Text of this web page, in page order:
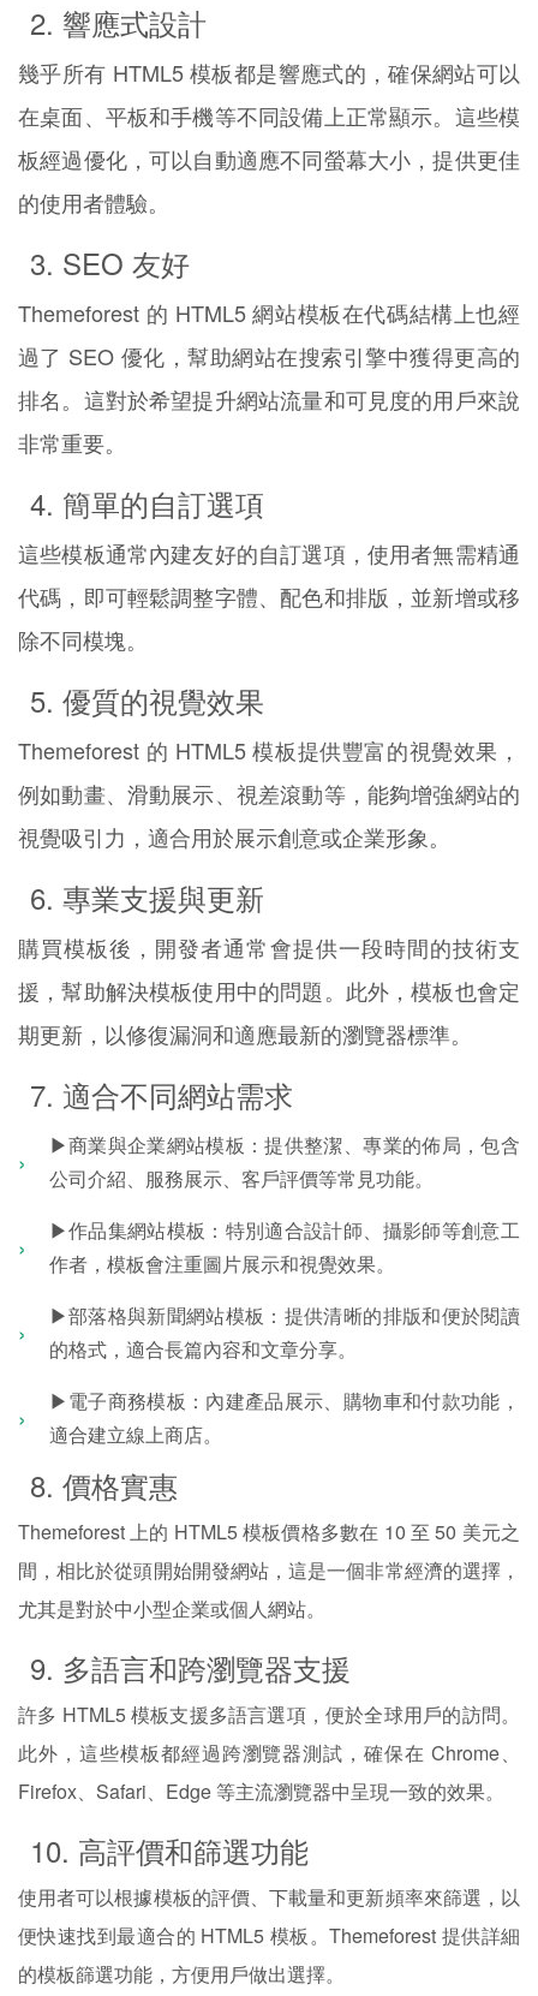
2. 響應式設計
幾乎所有 HTML5 模板都是響應式的，確保網站可以
在桌面、平板和手機等不同設備上正常顯示。這些模
板經過優化，可以自動適應不同螢幕大小，提供更佳
的使用者體驗。
3. SEO 友好
Themeforest 的 HTML5 網站模板在代碼結構上也經
過了 SEO 優化，幫助網站在搜索引擎中獲得更高的
排名。這對於希望提升網站流量和可見度的用戶來說
非常重要。
4. 簡單的自訂選項
這些模板通常內建友好的自訂選項，使用者無需精通
代碼，即可輕鬆調整字體、配色和排版，並新增或移
除不同模塊。
5. 優質的視覺效果
Themeforest 的 HTML5 模板提供豐富的視覺效果，
例如動畫、滑動展示、視差滾動等，能夠增強網站的
視覺吸引力，適合用於展示創意或企業形象。
6. 專業支援與更新
購買模板後，開發者通常會提供一段時間的技術支
援，幫助解決模板使用中的問題。此外，模板也會定
期更新，以修復漏洞和適應最新的瀏覽器標準。
7. 適合不同網站需求
▶商業與企業網站模板：提供整潔、專業的佈局，包含
公司介紹、服務展示、客戶評價等常見功能。
▶作品集網站模板：特別適合設計師、攝影師等創意工
作者，模板會注重圖片展示和視覺效果。
▶部落格與新聞網站模板：提供清晰的排版和便於閱讀
的格式，適合長篇內容和文章分享。
▶電子商務模板：內建產品展示、購物車和付款功能，
適合建立線上商店。
8. 價格實惠
Themeforest 上的 HTML5 模板價格多數在 10 至 50 美元之
間，相比於從頭開始開發網站，這是一個非常經濟的選擇，
尤其是對於中小型企業或個人網站。
9. 多語言和跨瀏覽器支援
許多 HTML5 模板支援多語言選項，便於全球用戶的訪問。
此外，這些模板都經過跨瀏覽器測試，確保在 Chrome、
Firefox、Safari、Edge 等主流瀏覽器中呈現一致的效果。
10. 高評價和篩選功能
使用者可以根據模板的評價、下載量和更新頻率來篩選，以
便快速找到最適合的 HTML5 模板。Themeforest 提供詳細
的模板篩選功能，方便用戶做出選擇。